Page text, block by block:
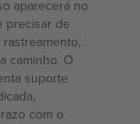
aparecerá no
precisar de
caminho. O
suporte
com o